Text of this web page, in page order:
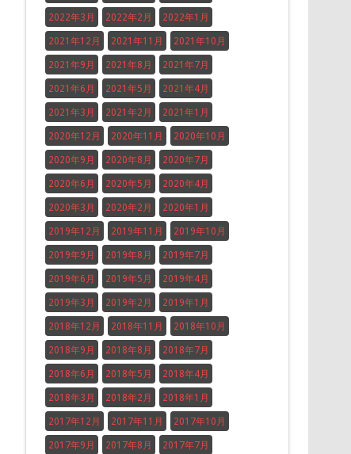
2022年3月 2022年2月 2022年1月
2021年12月 2021年11月 2021年10月
2021年9月 2021年8月 2021年7月
2021年6月 2021年5月 2021年4月
2021年3月 2021年2月 2021年1月
2020年12月 2020年11月 2020年10月
2020年9月 2020年8月 2020年7月
2020年6月 2020年5月 2020年4月
2020年3月 2020年2月 2020年1月
2019年12月 2019年11月 2019年10月
2019年9月 2019年8月 2019年7月
2019年6月 2019年5月 2019年4月
2019年3月 2019年2月 2019年1月
2018年12月 2018年11月 2018年10月
2018年9月 2018年8月 2018年7月
2018年6月 2018年5月 2018年4月
2018年3月 2018年2月 2018年1月
2017年12月 2017年11月 2017年10月
2017年9月 2017年8月 2017年7月